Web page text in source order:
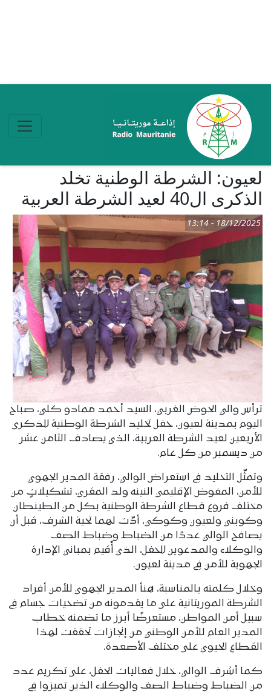
لعيون: الشرطة الوطنية تخلد
الذكرى ال40 لعيد الشرطة العربية
18/12/2025 - 13:14
ترأس والي الحوض الغربي، السيد أحمد ممادو كلي، صباح
اليوم بمدينة لعيون، حفل تخليد الشرطة الوطنية للذكرى
الأربعين لعيد الشرطة العربية، الذي يصادف الثامن عشر
من ديسمبر من كل عام.
وتمثّل التخليد في استعراض الوالي، رفقة المدير الجهوي
للأمن، المفوض الإقليمي النينه ولد المقري، تشكيلاتٍ من
مختلف فروع قطاع الشرطة الوطنية بكل من الطينطان
وكوبني ولعيون وكوكي، أدّت لهما تحية الشرف، قبل أن
يصافح الوالي عددًا من الضباط وضباط الصف
والوكلاء والمدعوين للحفل، الذي أُقيم بمباني الإدارة
الجهوية للأمن في مدينة لعيون.
وخلال كلمته بالمناسبة، هنأ المدير الجهوي للأمن أفراد
الشرطة الموريتانية على ما يقدمونه من تضحيات جسام في
سبيل أمن المواطن، مستعرضًا أبرز ما تضمنه خطاب
المدير العام للأمن الوطني من إنجازات تحققت لهذا
القطاع الحيوي على مختلف الأصعدة.
كما أشرف الوالي، خلال فعاليات الحفل، على تكريم عدد
من الضباط وضباط الصف والوكلاء الذين تميزوا في